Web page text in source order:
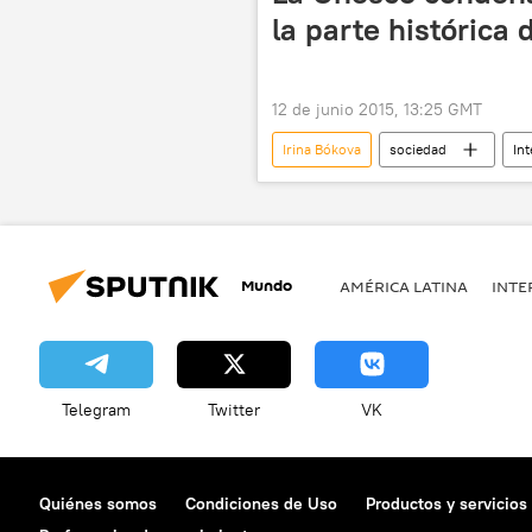
la parte histórica
12 de junio 2015, 13:25 GMT
Irina Bókova sociedad
Yemen
Saná
Mundo AMÉRICA LATINA
Telegram Twitter VK
Quiénes somos Condiciones de Uso Productos y servicios